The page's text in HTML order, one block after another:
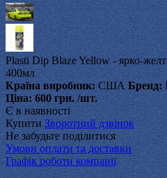
Plasti Dip Blaze Yellow - ярко-
400мл
Країна виробник: США Бренд:
Ціна:600 грн. /шт.
Є в наявності
Купити Зворотний дзвінок
Не забудьте поділитися
Умови оплати та доставки
Графік роботи компанії